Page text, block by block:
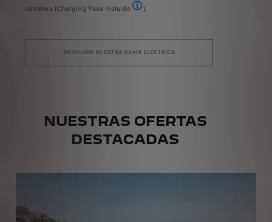
carretera (Charging Pass incluido
).
DESCUBRE NUESTRA GAMA ELÉCTRICA
NUESTRAS OFERTAS
DESTACADAS